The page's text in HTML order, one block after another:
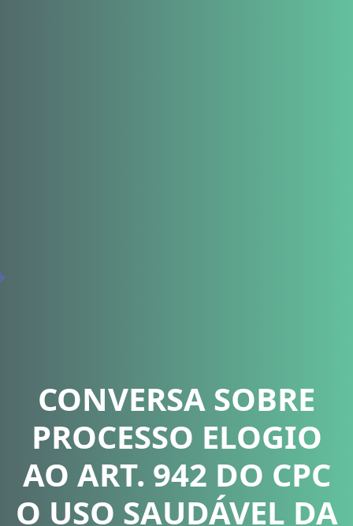
CONVERSA SOBRE
PROCESSO ELOGIO
AO ART. 942 DO CPC
O USO SAUDÁVEL DA